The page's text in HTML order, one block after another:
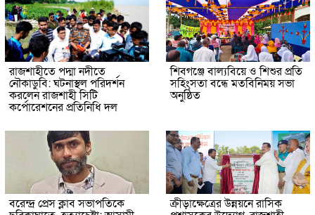
রাজশাহীতে পদ্মা নদীতে
নৌকাডুবি: ঘটনাস্থল পরিদর্শন
করলেন রাজশাহী সিটি
কর্পোরেশনের প্রতিনিধি দল
শিবগঞ্জে বাল্যবিয়ে ও শিশুর প্রতি
সহিংসতা বন্ধে মতবিনিময় সভা
অনুষ্ঠিত
বরেন্দ্র প্রেস ক্লাব সভাপতিকে ক্রীড়াক্ষেত্রের উন্নয়নে রাসিক